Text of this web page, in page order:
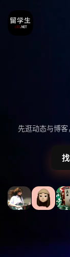
先逛动态与博客